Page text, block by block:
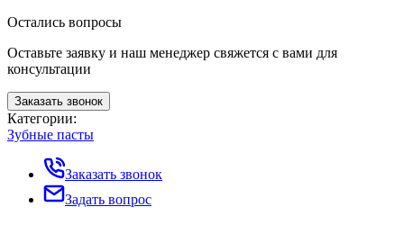
Остались вопросы
Оставьте заявку и наш менеджер свяжется с вами для
консультации
Заказать звонок
Категории:
Зубные пасты
Заказать звонок
Задать вопрос